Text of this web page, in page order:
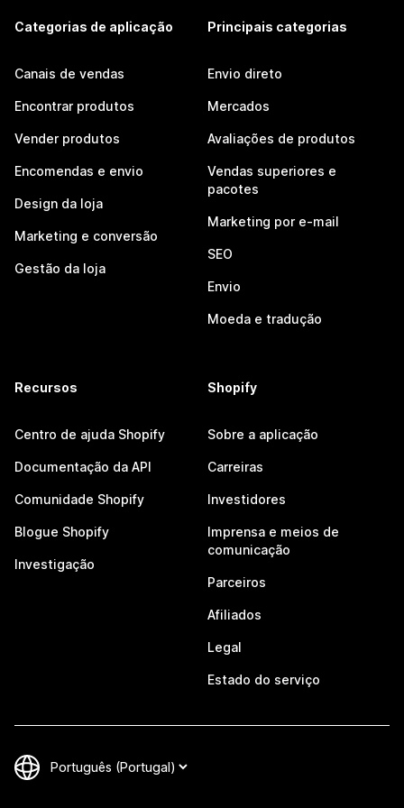
Categorias de aplicação
Canais de vendas
Encontrar produtos
Vender produtos
Encomendas e envio
Design da loja
Marketing e conversão
Gestão da loja
Principais categorias
Envio direto
Mercados
Avaliações de produtos
Vendas superiores e
pacotes
Marketing por e-mail
SEO
Envio
Moeda e tradução
Recursos
Centro de ajuda Shopify
Documentação da API
Comunidade Shopify
Blogue Shopify
Investigação
Shopify
Sobre a aplicação
Carreiras
Investidores
Imprensa e meios de
comunicação
Parceiros
Afiliados
Legal
Estado do serviço